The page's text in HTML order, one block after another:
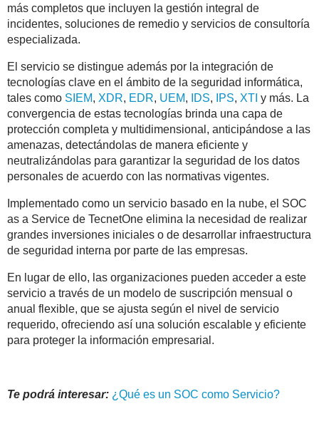
más completos que incluyen la gestión integral de
incidentes, soluciones de remedio y servicios de consultoría
especializada.
El servicio se distingue además por la integración de
tecnologías clave en el ámbito de la seguridad informática,
tales como SIEM, XDR, EDR, UEM, IDS, IPS, XTI y más. La
convergencia de estas tecnologías brinda una capa de
protección completa y multidimensional, anticipándose a las
amenazas, detectándolas de manera eficiente y
neutralizándolas para garantizar la seguridad de los datos
personales de acuerdo con las normativas vigentes.
Implementado como un servicio basado en la nube, el SOC
as a Service de TecnetOne elimina la necesidad de realizar
grandes inversiones iniciales o de desarrollar infraestructura
de seguridad interna por parte de las empresas.
En lugar de ello, las organizaciones pueden acceder a este
servicio a través de un modelo de suscripción mensual o
anual flexible, que se ajusta según el nivel de servicio
requerido, ofreciendo así una solución escalable y eficiente
para proteger la información empresarial.
Te podrá interesar: ¿Qué es un SOC como Servicio?